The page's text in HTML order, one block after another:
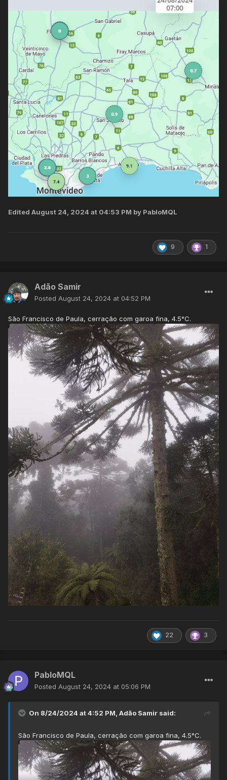
Edited August 24, 2024 at 04:53 PM by PabloMQL
9 1
Adão Samir
Posted August 24, 2024 at 04:52 PM
São Francisco de Paula, cerração com garoa fina, 4.5°C.
22 3
PabloMQL
Posted August 24, 2024 at 05:06 PM
On 8/24/2024 at 4:52 PM, Adão Samir said:
São Francisco de Paula, cerração com garoa fina, 4.5°C.